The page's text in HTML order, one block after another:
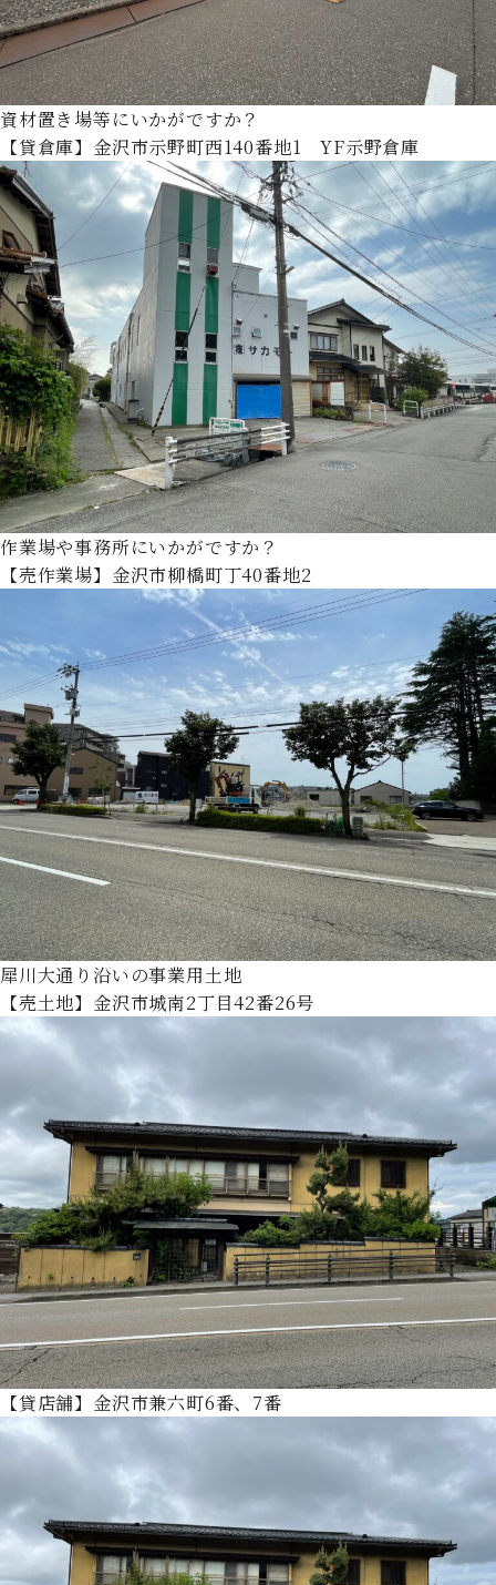
資材置き場等にいかがですか？
【貸倉庫】金沢市示野町西140番地1 YF示野倉庫
作業場や事務所にいかがですか？
【売作業場】金沢市柳橋町丁40番地2
犀川大通り沿いの事業用土地
【売土地】金沢市城南2丁目42番26号
【貸店舗】金沢市兼六町6番、7番